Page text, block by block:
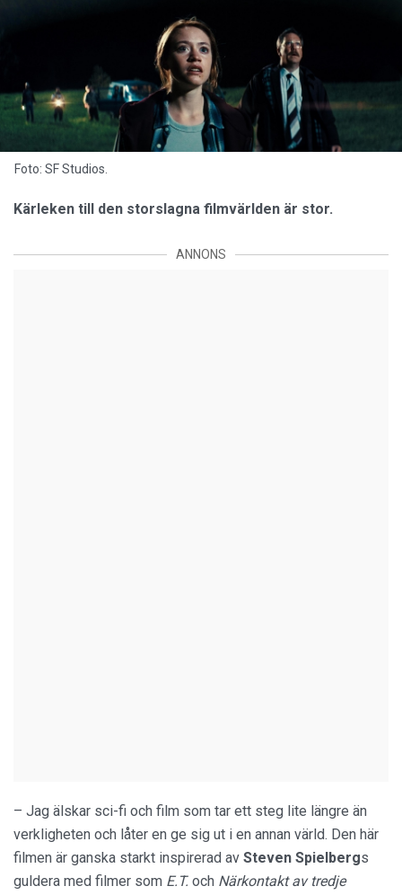
Foto: SF Studios.
Kärleken till den storslagna filmvärlden är stor.
ANNONS
– Jag älskar sci-fi och film som tar ett steg lite längre än
verkligheten och låter en ge sig ut i en annan värld. Den här
filmen är ganska starkt inspirerad av Steven Spielbergs
guldera med filmer som E.T. och Närkontakt av tredje